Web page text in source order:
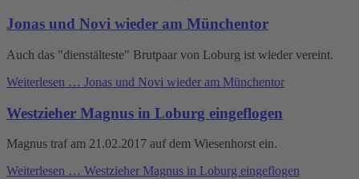
Jonas und Novi wieder am Münchentor
Auch das "dienstälteste" Brutpaar von Loburg ist wieder vereint.
Weiterlesen … Jonas und Novi wieder am Münchentor
Westzieher Magnus in Loburg eingeflogen
Magnus traf am 21.02.2017 auf dem Wiesenhorst ein.
Weiterlesen … Westzieher Magnus in Loburg eingeflogen